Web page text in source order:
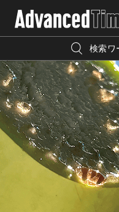
CATEGORY
BEAUTY
TRAVEL
『AdvancedTime』は、
な大人達におくる、ス
高感度なファッション
教養を求め、今までの
人気の検索キーワード
宿泊
リゾート
美白